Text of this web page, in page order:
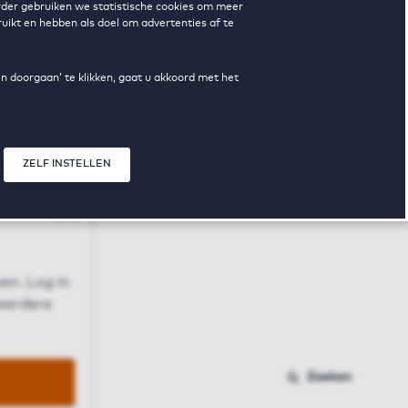
gebruiken we statistische cookies om meer
en hebben als doel om advertenties af te
doorgaan’ te klikken, gaat u akkoord met het
ZELF INSTELLEN
Log in
Zoeken